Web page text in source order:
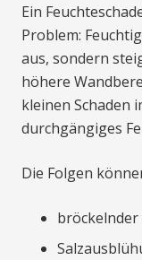
Ein
Problem:
aus, sondern
höhere
kleinen Schaden
durchgängiges
Die Folgen